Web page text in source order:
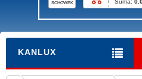
SCHOWEK
KANLUX